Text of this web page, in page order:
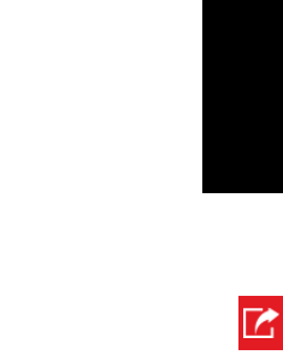
90%